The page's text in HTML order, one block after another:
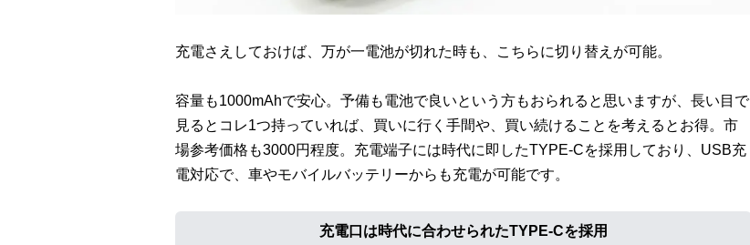
充電さえしておけば、万が一電池が切れた時も、こちらに切り替えが可能。
容量も1000mAhで安心。予備も電池で良いという方もおられると思いますが、長い目で
見るとコレ1つ持っていれば、買いに行く手間や、買い続けることを考えるとお得。市
場参考価格も3000円程度。充電端子には時代に即したTYPE-Cを採用しており、USB充
電対応で、車やモバイルバッテリーからも充電が可能です。
充電口は時代に合わせられたTYPE-Cを採用